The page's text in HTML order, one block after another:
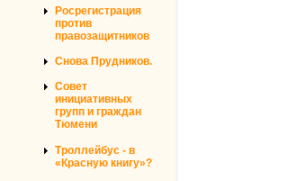
Росрегистрация
против
правозащитников
Снова Прудников.
Совет
инициативных
групп и граждан
Тюмени
Троллейбус - в
«Красную книгу»?